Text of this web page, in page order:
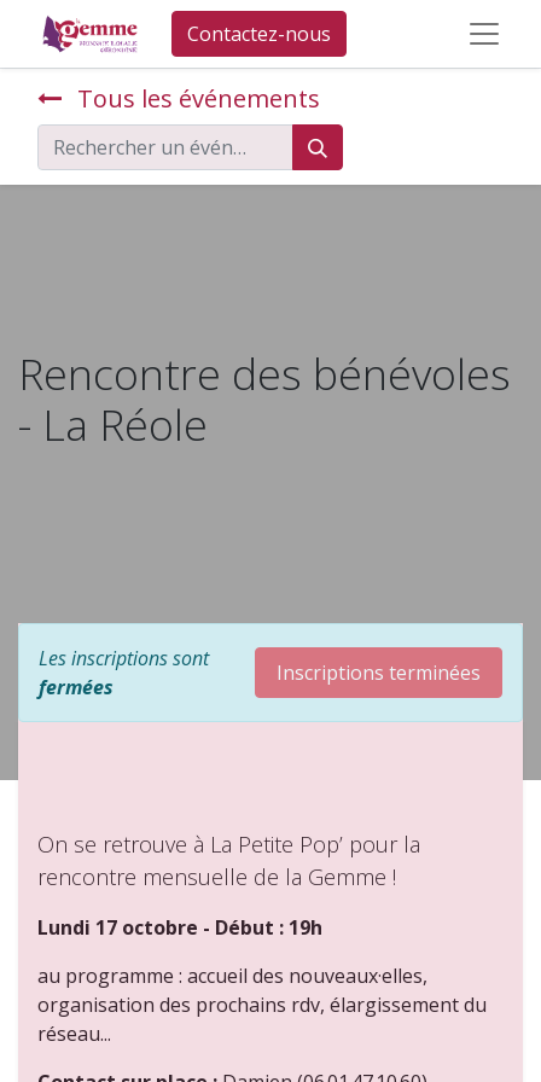
Contactez-nous
Tous les événements
Rencontre des bénévoles
- La Réole
Les inscriptions sont
fermées
Inscriptions terminées
On se retrouve à La Petite Pop’ pour la
rencontre mensuelle de la Gemme !
Lundi 17 octobre - Début : 19h
au programme : accueil des nouveaux·elles,
organisation des prochains rdv, élargissement du
réseau...